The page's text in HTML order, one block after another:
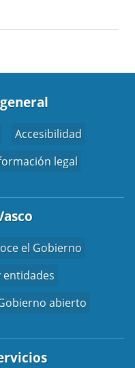
Accesibilidad
legal
el Gobierno
abierto